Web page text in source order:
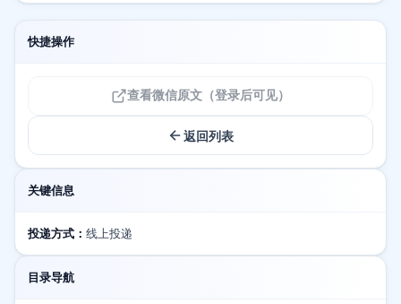
快捷操作
查看微信原文（登录后可见）
返回列表
关键信息
投递方式： 线上投递
目录导航